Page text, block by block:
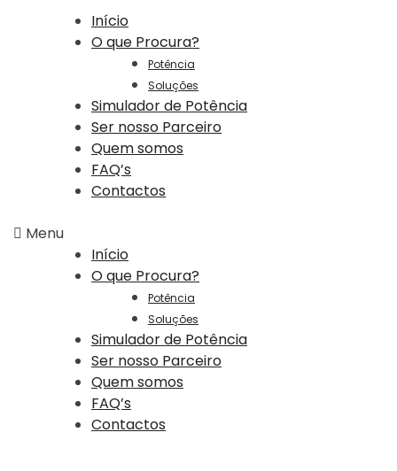
Início
O que Procura?
Potência
Soluções
Simulador de Potência
Ser nosso Parceiro
Quem somos
FAQ’s
Contactos
Menu
Início
O que Procura?
Potência
Soluções
Simulador de Potência
Ser nosso Parceiro
Quem somos
FAQ’s
Contactos